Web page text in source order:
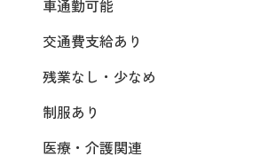
車通勤可能
交通費支給あり
残業なし・少なめ
制服あり
医療・介護関連